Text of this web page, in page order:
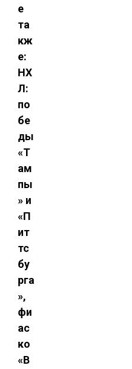
е
та
кж
е:
НХ
Л:
по
бе
ды
«Т
ам
пы
» и
«П
ит
тс
бу
рга
»,
фи
ас
ко
«В